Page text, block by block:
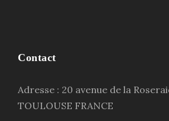
Contact
Adresse : 20 avenue de la
TOULOUSE FRANCE